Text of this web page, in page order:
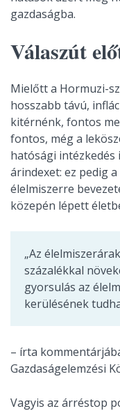
gazdaságba.
Válaszút
Mielőtt a Hormuzi-
hosszabb távú,
kitérnénk, fontos
fontos, még a
hatósági intézkedés
árindexet: ez pedig
élelmiszerre
közepén lépett
„Az
százalékkal
gyorsulás az
kerülésének
– írta
Gazdaságelemzési
Vagyis az árréstop